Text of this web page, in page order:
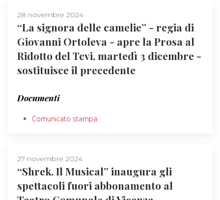
28 novembre 2024
“La signora delle camelie” - regia di
Giovanni Ortoleva - apre la Prosa al
Ridotto del Tcvi, martedì 3 dicembre -
sostituisce il precedente
Documenti
Comunicato stampa
27 novembre 2024
“Shrek. Il Musical” inaugura gli
spettacoli fuori abbonamento al